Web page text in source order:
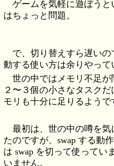
ゲームを気軽に遊ぼう
はちょっと問題。
で、切り替えすら遅い
動する使い方は余りやって
世の中ではメモリ不足が
２〜３個の小さなタスク
モリも十分に足りるようで
最初は、世の中の噂を気
たのですが、swap する動
は swap を切って使ってい
いません。